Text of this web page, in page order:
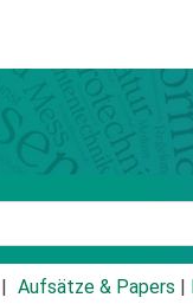
Aufsätze & Papers